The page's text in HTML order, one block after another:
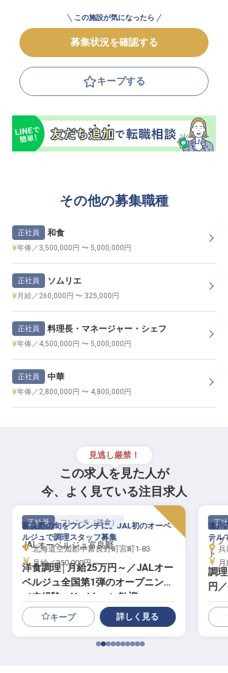
この施設が気になったら
募集状況を確認する
キープする
その他の募集職種
正社員 和食
年俸／3,500,000円 〜 5,000,000円
正社員 ソムリエ
月給／260,000円 〜 325,000円
正社員 料理長・マネージャー・シェフ
年俸／4,500,000円 〜 5,000,000円
正社員 中華
年俸／2,800,000円 〜 4,800,000円
見逃し厳禁！
この求人を見た人が
今、よく見ている注目求人
正社員 フレンチ（洋食）
JALオーベルジュ富良野
洋食調理│月給25万円～／JALオー
ベルジュ全国第1弾のオープニング
／未経験・U・Iターン歓迎
富良野の旬をフレンチに。JAL初のオーベ
ルジュで調理スタッフ募集
北海道空知郡中富良野町宮町1-83
月給／250,000円～
キープ 詳しく見る
正社
リブ
ト
調
円
リ
瀬戸
テル
兵